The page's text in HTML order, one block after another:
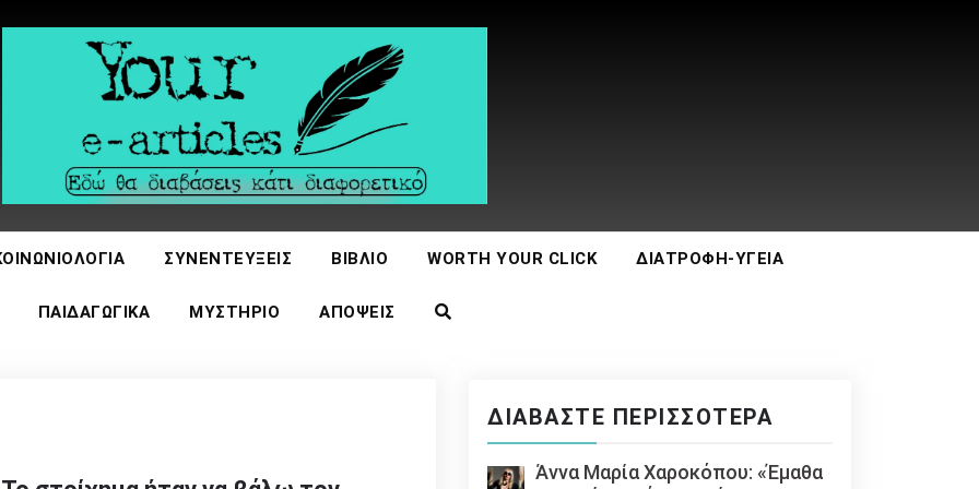
ΣΥΝΕΝΤΕΎΞΕΙΣ ΒΙΒΛΊΟ WORTH YOUR CLICK ΔΙΑΤΡΟΦΉ-ΥΓΕΊΑ
ΠΑΙΔΑΓΩΓΙΚΆ ΜΥΣΤΉΡΙΟ ΑΠΌΨΕΙΣ
ΔΙΑΒΆΣΤΕ ΠΕΡΙΣΣΌΤΕΡΑ
Άννα Μαρία Χαροκόπου: «Έμαθα